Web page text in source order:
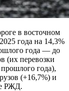
в восточном
года на 14,3%
года — до
(их перевозки
года),
(+16,7%) и
РЖД.